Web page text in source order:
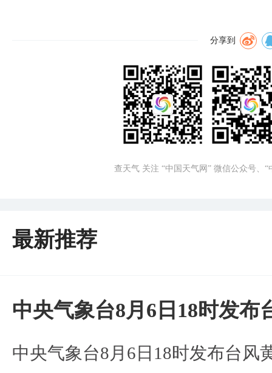
分享到
查天气 关注 “中国天气网” 微信公众号、
最新推荐
中央气象台8月6日18时发布
中央气象台8月6日18时发布台风